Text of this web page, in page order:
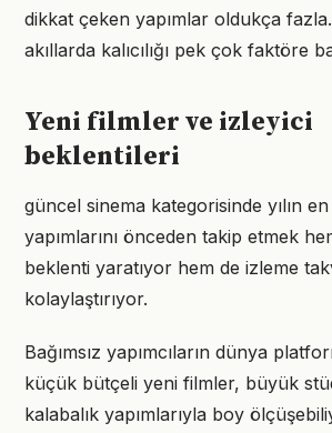
dikkat çeken yapımlar oldukça fazla.
akıllarda kalıcılığı pek çok faktöre
Yeni filmler ve izleyici
beklentileri
güncel sinema kategorisinde yılın en
yapımlarını önceden takip etmek
beklenti yaratıyor hem de izleme
kolaylaştırıyor.
Bağımsız yapımcıların dünya
küçük bütçeli yeni filmler, büyük
kalabalık yapımlarıyla boy